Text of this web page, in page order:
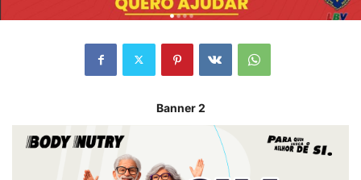
Banner 2